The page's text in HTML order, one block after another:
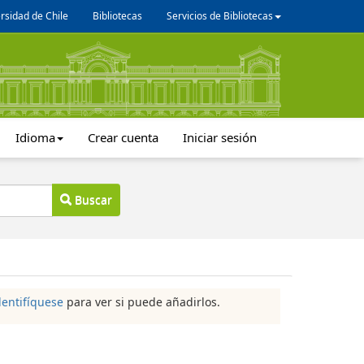
de Chile Bibliotecas Servicios de Bibliotecas
Idioma Crear cuenta Iniciar sesión
Buscar
para ver si puede añadirlos.